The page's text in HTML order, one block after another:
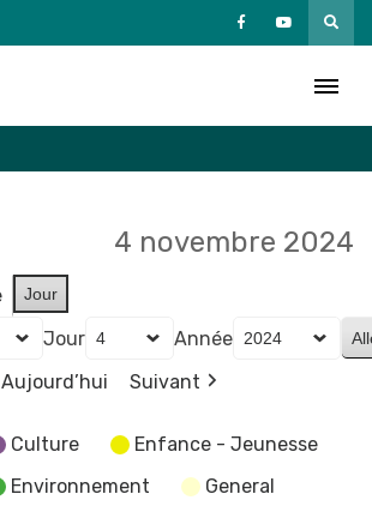
4 novembre 2024
Jour
Jour
Année
Aujourd’hui Suivant
Culture
Enfance - Jeunesse
Environnement
General